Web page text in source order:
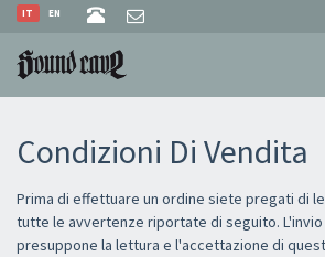
EN
IT
Condizioni Di Vendita
Prima di effettuare un ordine siete pregati di
tutte le avvertenze riportate di seguito. L'invio
presuppone la lettura e l'accettazione di